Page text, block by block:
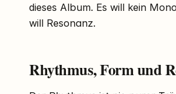
dieses Album. Es will kein
will Resonanz.
Rhythmus, Form und